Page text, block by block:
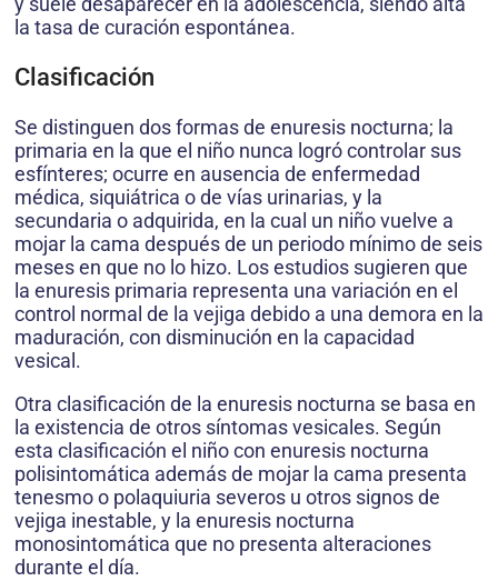
la tasa de curación espontánea.
Clasificación
Se distinguen dos formas de enuresis nocturna; la
primaria en la que el niño nunca logró controlar sus
esfínteres; ocurre en ausencia de enfermedad
médica, siquiátrica o de vías urinarias, y la
secundaria o adquirida, en la cual un niño vuelve a
mojar la cama después de un periodo mínimo de seis
meses en que no lo hizo. Los estudios sugieren que
la enuresis primaria representa una variación en el
control normal de la vejiga debido a una demora en la
maduración, con disminución en la capacidad
vesical.
Otra clasificación de la enuresis nocturna se basa en
la existencia de otros síntomas vesicales. Según
esta clasificación el niño con enuresis nocturna
polisintomática además de mojar la cama presenta
tenesmo o polaquiuria severos u otros signos de
vejiga inestable, y la enuresis nocturna
monosintomática que no presenta alteraciones
durante el día.